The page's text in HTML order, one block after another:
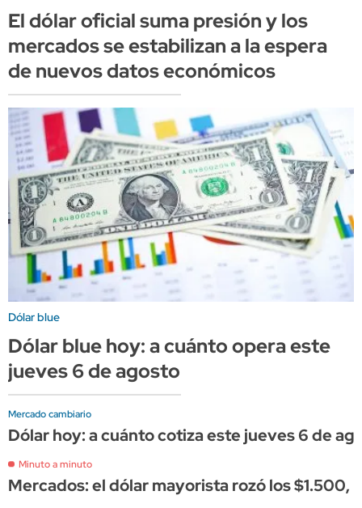
El dólar oficial suma presión y los
mercados se estabilizan a la espera
de nuevos datos económicos
Dólar blue
Dólar blue hoy: a cuánto opera este
jueves 6 de agosto
Mercado cambiario
Dólar hoy: a cuánto cotiza este jueves 6 de
Minuto a minuto
Mercados: el dólar mayorista rozó los $1.500,